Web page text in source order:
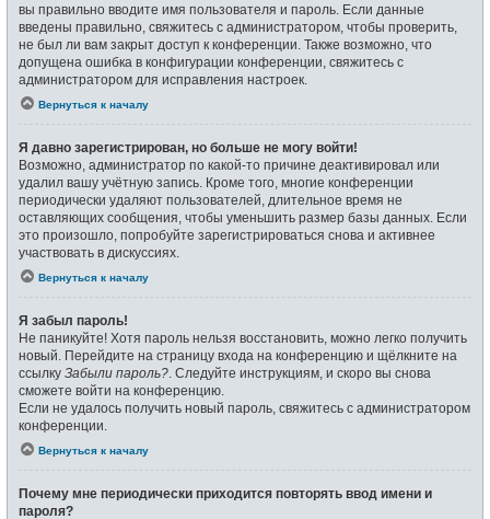
вы правильно вводите имя пользователя и пароль. Если данные
введены правильно, свяжитесь с администратором, чтобы проверить,
не был ли вам закрыт доступ к конференции. Также возможно, что
допущена ошибка в конфигурации конференции, свяжитесь с
администратором для исправления настроек.
Вернуться к началу
Я давно зарегистрирован, но больше не могу войти!
Возможно, администратор по какой-то причине деактивировал или
удалил вашу учётную запись. Кроме того, многие конференции
периодически удаляют пользователей, длительное время не
оставляющих сообщения, чтобы уменьшить размер базы данных. Если
это произошло, попробуйте зарегистрироваться снова и активнее
участвовать в дискуссиях.
Вернуться к началу
Я забыл пароль!
Не паникуйте! Хотя пароль нельзя восстановить, можно легко получить
новый. Перейдите на страницу входа на конференцию и щёлкните на
ссылку Забыли пароль? . Следуйте инструкциям, и скоро вы снова
сможете войти на конференцию.
Если не удалось получить новый пароль, свяжитесь с администратором
конференции.
Вернуться к началу
Почему мне периодически приходится повторять ввод имени и
пароля?